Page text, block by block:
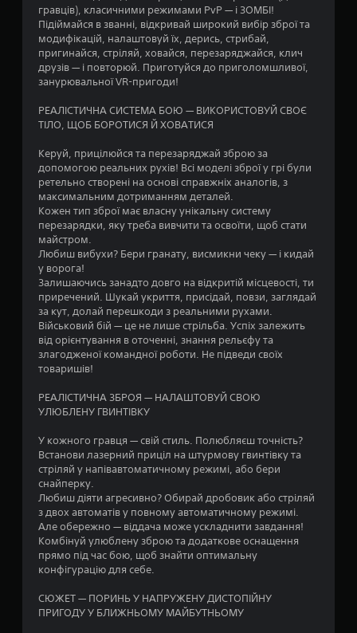
з
о
н
а
о
с
н
5
1
о
гравців), класичними режимами PvP — і ЗОМБІ!
Підіймайся в званні, відкривай широкий вибір зброї та
модифікацій, налаштовуй їх, дерись, стрибай,
пригинайся, стріляй, ховайся, перезаряджайся, клич
друзів — і повторюй. Приготуйся до приголомшливої,
занурювальної VR-пригоди!
РЕАЛІСТИЧНА СИСТЕМА БОЮ — ВИКОРИСТОВУЙ СВОЄ
ТІЛО, ЩОБ БОРОТИСЯ Й ХОВАТИСЯ
Керуй, прицілюйся та перезаряджай зброю за
допомогою реальних рухів! Всі моделі зброї у грі були
ретельно створені на основі справжніх аналогів, з
максимальним дотриманням деталей.
Кожен тип зброї має власну унікальну систему
перезарядки, яку треба вивчити та освоїти, щоб стати
майстром.
Любиш вибухи? Бери гранату, висмикни чеку — і кидай
у ворога!
Залишаючись занадто довго на відкритій місцевості, ти
приречений. Шукай укриття, присідай, повзи, заглядай
за кут, долай перешкоди з реальними рухами.
Військовий бій — це не лише стрільба. Успіх залежить
від орієнтування в оточенні, знання рельєфу та
злагодженої командної роботи. Не підведи своїх
товаришів!
РЕАЛІСТИЧНА ЗБРОЯ — НАЛАШТОВУЙ СВОЮ
УЛЮБЛЕНУ ГВИНТІВКУ
У кожного гравця — свій стиль. Полюбляєш точність?
Встанови лазерний приціл на штурмову гвинтівку та
стріляй у напівавтоматичному режимі, або бери
снайперку.
Любиш діяти агресивно? Обирай дробовик або стріляй
з двох автоматів у повному автоматичному режимі.
Але обережно — віддача може ускладнити завдання!
Комбінуй улюблену зброю та додаткове оснащення
прямо під час бою, щоб знайти оптимальну
конфігурацію для себе.
СЮЖЕТ — ПОРИНЬ У НАПРУЖЕНУ ДИСТОПІЙНУ
ПРИГОДУ У БЛИЖНЬОМУ МАЙБУТНЬОМУ